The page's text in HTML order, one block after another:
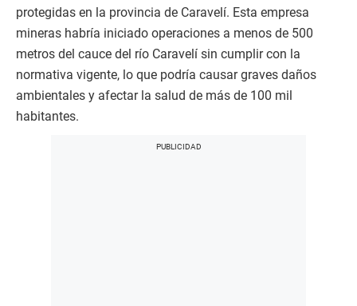
protegidas en la provincia de Caravelí. Esta empresa
mineras habría iniciado operaciones a menos de 500
metros del cauce del río Caravelí sin cumplir con la
normativa vigente, lo que podría causar graves daños
ambientales y afectar la salud de más de 100 mil
habitantes.